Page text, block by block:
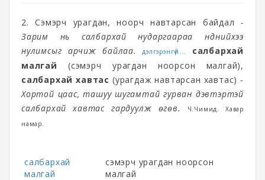
2. Сэмэрч урагдан, ноорч навтарсан байдал -
Зарим нь салбархай нударгаараа нүднийхээ
нулимсыг арчиж байлаа.
дэлгэрэнгүй...
салбархай
малгай (сэмэрч урагдан ноорсон малгай),
салбархай хавтас (урагдаж навтарсан хавтас) -
Хортой цаас, ташуу шугамтай гурван дэвтэртэй
салбархай хавтас гардуулж өгөв.
Ч.Чимид. Хавар
намар.
салбархай
малгай
сэмэрч урагдан ноорсон
малгай